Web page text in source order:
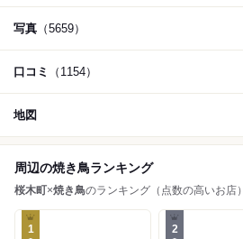
写真 （5659）
口コミ （1154）
地図
周辺の焼き鳥ランキング
桜木町×焼き鳥のランキング（点数の高いお店
1 2